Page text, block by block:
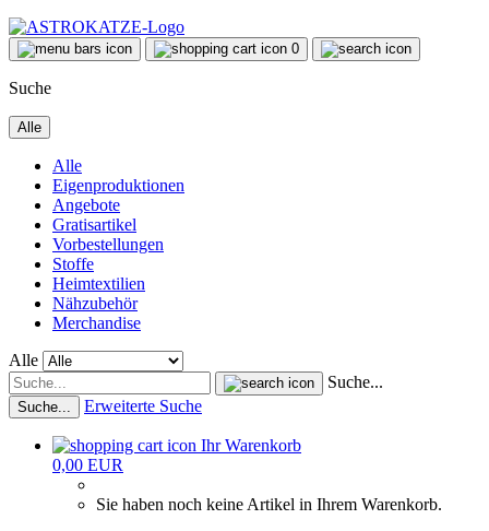
0
Suche
Alle
Alle
Eigenproduktionen
Angebote
Gratisartikel
Vorbestellungen
Stoffe
Heimtextilien
Nähzubehör
Merchandise
Alle
Suche...
Suche... Erweiterte Suche
Ihr Warenkorb
0,00 EUR
Sie haben noch keine Artikel in Ihrem Warenkorb.